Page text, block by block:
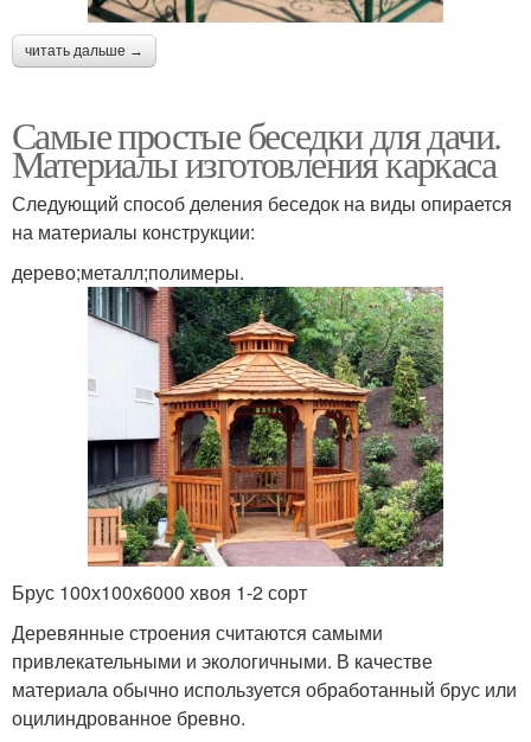
читать дальше →
Самые простые беседки для дачи.
Материалы изготовления каркаса
Следующий способ деления беседок на виды опирается
на материалы конструкции:
дерево;металл;полимеры.
Брус 100х100х6000 хвоя 1-2 сорт
Деревянные строения считаются самыми
привлекательными и экологичными. В качестве
материала обычно используется обработанный брус или
оцилиндрованное бревно.